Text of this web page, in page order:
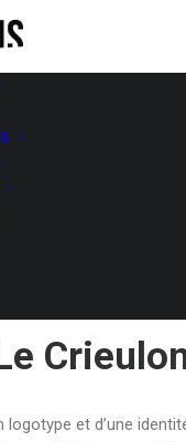
LE
logotype et d’une